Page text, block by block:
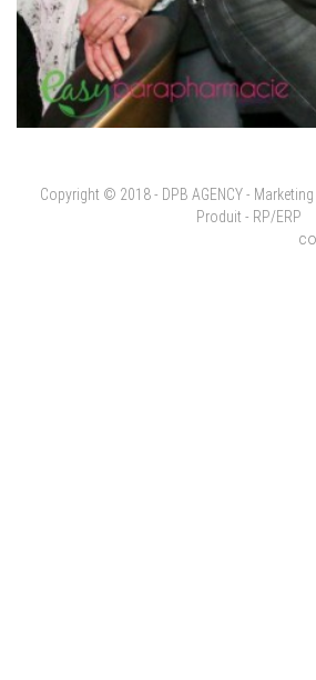
Copyright © 2018 - DPB AGENCY -
Produit - RP/ERP